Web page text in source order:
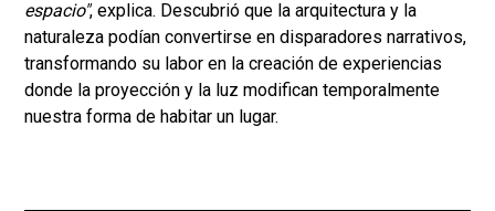
espacio", explica. Descubrió que la arquitectura y la
naturaleza podían convertirse en disparadores narrativos,
transformando su labor en la creación de experiencias
donde la proyección y la luz modifican temporalmente
nuestra forma de habitar un lugar.